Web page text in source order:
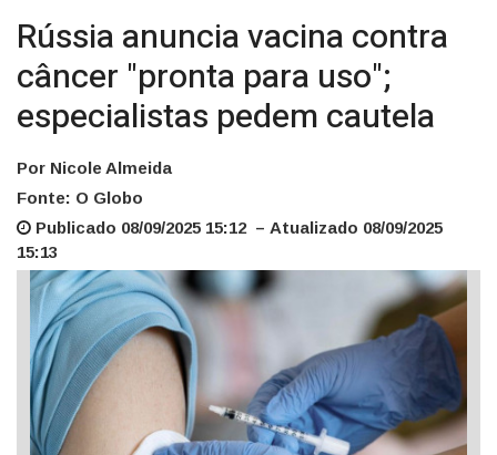
Rússia anuncia vacina contra
câncer "pronta para uso";
especialistas pedem cautela
Por Nicole Almeida
Fonte: O Globo
Publicado 08/09/2025 15:12 – Atualizado 08/09/2025
15:13